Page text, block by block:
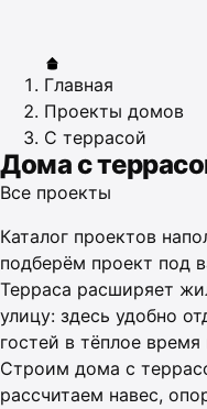
Главная
Проекты домов
С террасой
Дома с
Все проекты
Каталог проектов
подберём проект под
Терраса расширяет
улицу: здесь удобно
гостей в тёплое время
Строим дома с
рассчитаем навес,